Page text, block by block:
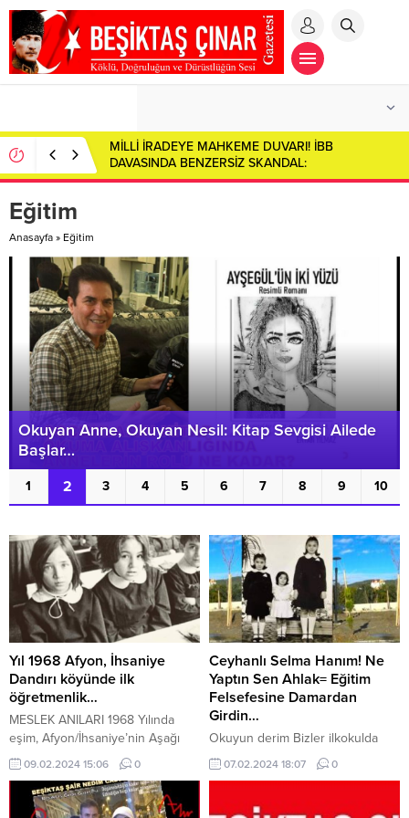
MİLLİ İRADEYE MAHKEME DUVARI! İBB
DAVASINDA BENZERSİZ SKANDAL:
CUMHURBAŞKANI ADAYI İMAMOĞLU SALONDAN
Eğitim
Anasayfa » Eğitim
Okuyan Anne, Okuyan Nesil: Kitap Sevgisi Ailede
Başlar…
1 2 3 4 5 6 7 8 9 10
Yıl 1968 Afyon, İhsaniye
Dandırı köyünde ilk
öğretmenlik…
MESLEK ANILARI 1968 Yılında
eşim, Afyon/İhsaniye’nin Aşağı
Dandırı köyünde er öğretmen
olarak göreve başlamıştı… Ben de
Ceyhan merkezde görev
yapmakta iken, eş durumundan
09.02.2024 15:06 0
Ceyhanlı Selma Hanım! Ne
Yaptın Sen Ahlak= Eğitim
Felsefesine Damardan
Girdin…
Okuyun derim Bizler ilkokulda
yurttaşlık bilgisi, lisede: mantık,
sosyoloji, felsefe okuyan nesiliz.
İster programında 15 Bin TL yi hiç
07.02.2024 18:07 0